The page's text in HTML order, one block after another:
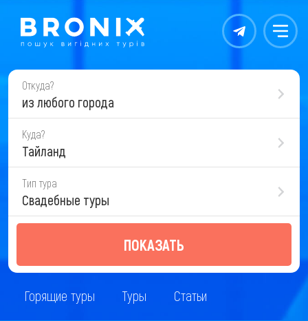
Контакты Меню
Откуда?
из любого города
Куда?
Тайланд
Тип тура
Свадебные туры
ПОКАЗАТЬ
Горящие туры Туры Статьи